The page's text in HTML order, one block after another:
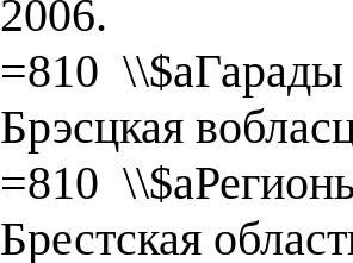
2006.
=810 \\$aГарады
Брэсцкая
=810
Брестская